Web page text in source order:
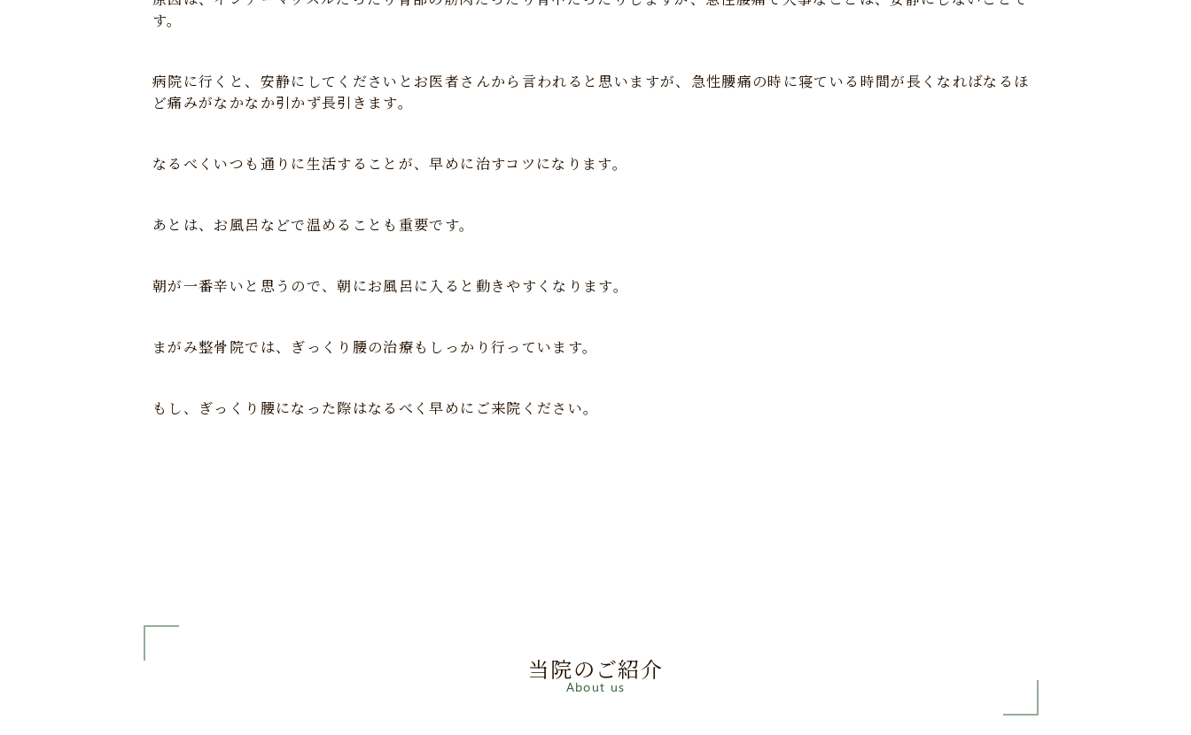
す。
病院に行くと、安静にしてくださいとお医者さんから言われると思いますが、急性腰痛の時に寝ている時間が長くなればなるほ
ど痛みがなかなか引かず長引きます。
なるべくいつも通りに生活することが、早めに治すコツになります。
あとは、お風呂などで温めることも重要です。
朝が一番辛いと思うので、朝にお風呂に入ると動きやすくなります。
まがみ整骨院では、ぎっくり腰の治療もしっかり行っています。
もし、ぎっくり腰になった際はなるべく早めにご来院ください。
当院のご紹介
About us